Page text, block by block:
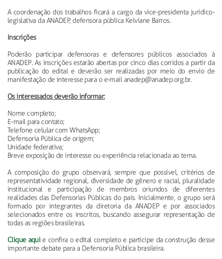
A coordenação dos trabalhos ficará a cargo da vice-presidenta jurídico-
legislativa da ANADEP, defensora pública Kelviane Barros.
Inscrições
Poderão participar defensoras e defensores públicos associados à
ANADEP. As inscrições estarão abertas por cinco dias corridos a partir da
publicação do edital e deverão ser realizadas por meio do envio de
manifestação de interesse para o e-mail anadep@anadep.org.br.
Os interessados deverão informar:
Nome completo;
E-mail para contato;
Telefone celular com WhatsApp;
Defensoria Pública de origem;
Unidade federativa;
Breve exposição de interesse ou experiência relacionada ao tema.
A composição do grupo observará, sempre que possível, critérios de
representatividade regional, diversidade de gênero e racial, pluralidade
institucional e participação de membros oriundos de diferentes
realidades das Defensorias Públicas do país. Inicialmente, o grupo será
formado por integrantes da diretoria da ANADEP e por associados
selecionados entre os inscritos, buscando assegurar representação de
todas as regiões brasileiras.
Clique aqui e confira o edital completo e participe da construção desse
importante debate para a Defensoria Pública brasileira.